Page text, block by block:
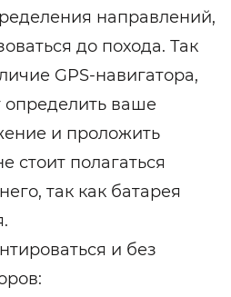
направлений,
до похода. Так
GPS-навигатора,
определить ваше
и проложить
стоит полагаться
так как батарея
и без